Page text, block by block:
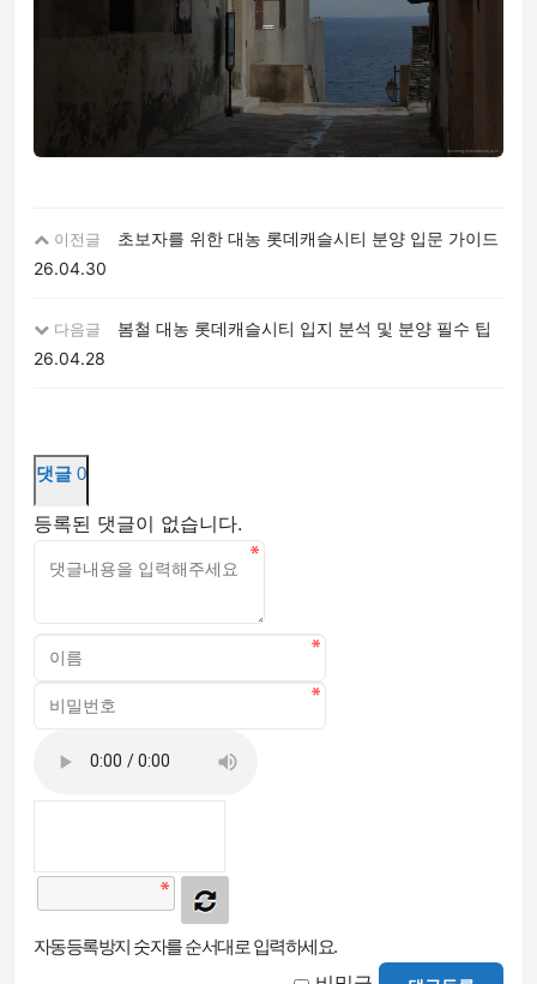
이전글
초보자를 위한 대농 롯데캐슬시티 분양 입문 가이드
26.04.30
다음글
봄철 대농 롯데캐슬시티 입지 분석 및 분양 필수 팁
26.04.28
댓글 0
등록된 댓글이 없습니다.
자동등록방지 숫자를 순서대로 입력하세요.